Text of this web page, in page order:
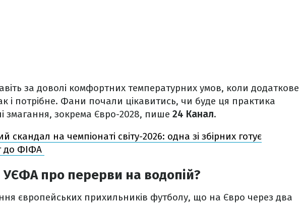
за доволі комфортних температурних умов, коли додаткове
і потрібне. Фани почали цікавитись, чи буде ця практика
змагання, зокрема Євро-2028, пише 24 Канал.
скандал на чемпіонаті світу-2026: одна зі збірних готує
до ФІФА
про перерви на водопій?
європейських прихильників футболу, що на Євро через два